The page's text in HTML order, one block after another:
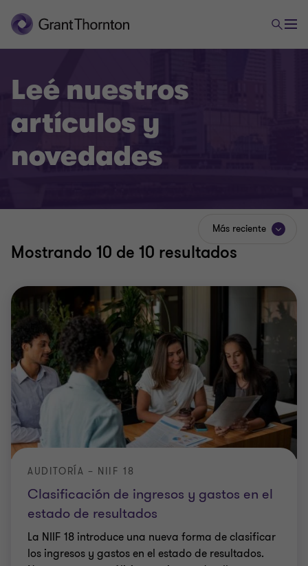
Leé nuestros
artículos y
novedades
Mostrando 10 de 10 resultados
Más reciente
Clasificación de ingresos y gastos en el
estado de resultados
AUDITORÍA – NIIF 18
La NIIF 18 introduce una nueva forma de clasificar
los ingresos y gastos en el estado de resultados.